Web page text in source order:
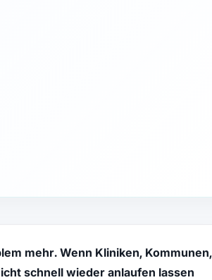
mehr. Wenn Kliniken, Kommunen,
schnell wieder anlaufen lassen